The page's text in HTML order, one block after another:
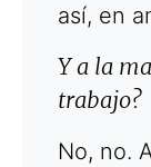
así, en
Y a la
trabajo?
No, no.